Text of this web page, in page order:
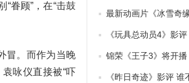
眷顾”，在“击鼓
冒。而作为当晚
袁咏仪直接被“吓
热血动作片
最新动画片《冰雪奇
幕后花絮
《玩具总动员4》影
锦荣《王子3》将开
《昨日奇迹》影评